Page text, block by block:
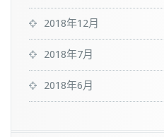
2018年12月
2018年7月
2018年6月